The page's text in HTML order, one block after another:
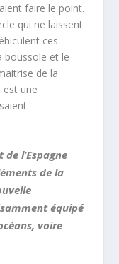
faire le point.
qui ne laissent
ces
boussole et le
de la
est une
l’Espagne
de la
équipé
voire